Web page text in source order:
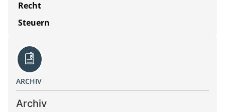
Recht
Steuern
ARCHIV
Archiv